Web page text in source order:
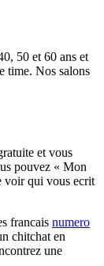
50 et 60 ans et
time. Nos salons
et vous
pouvez « Mon
voir qui vous ecrit
francais numero
chitchat en
une